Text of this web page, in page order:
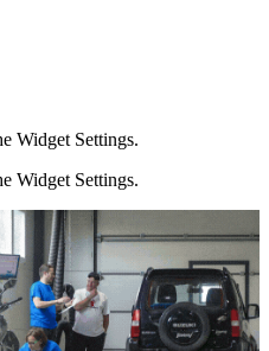
Widget Settings.
Widget Settings.